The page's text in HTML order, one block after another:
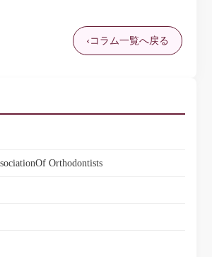
コラム一覧へ戻る
Orthodontists